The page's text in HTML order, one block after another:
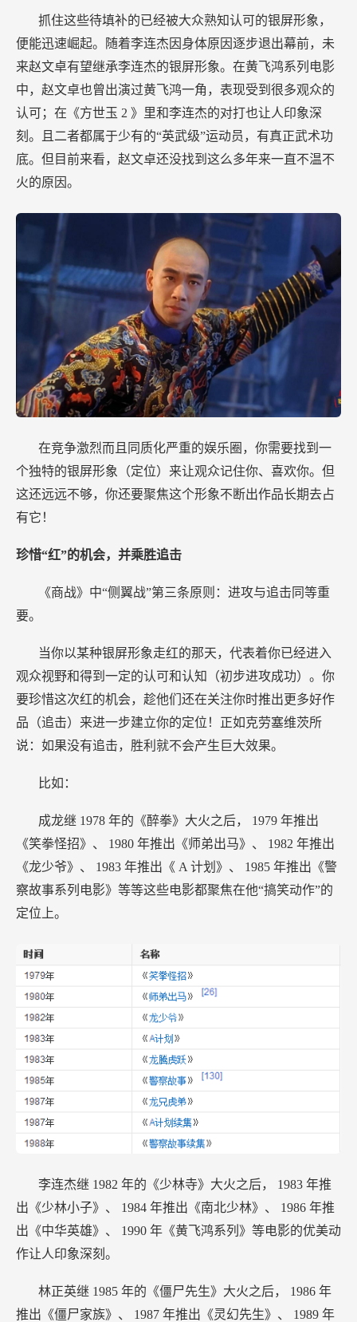
抓住这些待填补的已经被大众熟知认可的银屏形象，
便能迅速崛起。随着李连杰因身体原因逐步退出幕前，未
来赵文卓有望继承李连杰的银屏形象。在黄飞鸿系列电影
中，赵文卓也曾出演过黄飞鸿一角，表现受到很多观众的
认可；在《方世玉 2 》里和李连杰的对打也让人印象深
刻。且二者都属于少有的“英武级”运动员，有真正武术功
底。但目前来看，赵文卓还没找到这么多年来一直不温不
火的原因。
在竞争激烈而且同质化严重的娱乐圈，你需要找到一
个独特的银屏形象（定位）来让观众记住你、喜欢你。但
这还远远不够，你还要聚焦这个形象不断出作品长期去占
有它！
珍惜“红”的机会，并乘胜追击
《商战》中“侧翼战”第三条原则：进攻与追击同等重
要。
当你以某种银屏形象走红的那天，代表着你已经进入
观众视野和得到一定的认可和认知（初步进攻成功）。你
要珍惜这次红的机会，趁他们还在关注你时推出更多好作
品（追击）来进一步建立你的定位！正如克劳塞维茨所
说：如果没有追击，胜利就不会产生巨大效果。
比如：
成龙继 1978 年的《醉拳》大火之后， 1979 年推出
《笑拳怪招》、 1980 年推出《师弟出马》、 1982 年推出
《龙少爷》、 1983 年推出《 A 计划》、 1985 年推出《警
察故事系列电影》等等这些电影都聚焦在他“搞笑动作”的
定位上。
李连杰继 1982 年的《少林寺》大火之后， 1983 年推
出《少林小子》、 1984 年推出《南北少林》、 1986 年推
出《中华英雄》、 1990 年《黄飞鸿系列》等电影的优美动
作让人印象深刻。
林正英继 1985 年的《僵尸先生》大火之后， 1986 年
推出《僵尸家族》、 1987 年推出《灵幻先生》、 1989 年